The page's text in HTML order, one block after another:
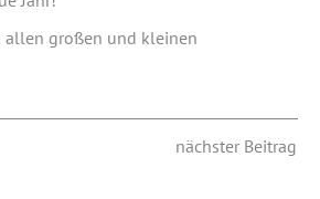
allen großen und kleinen
nächster Beitrag